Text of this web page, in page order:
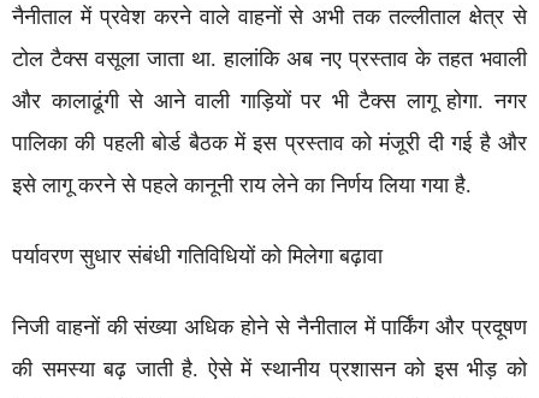
नैनीताल में प्रवेश करने वाले वाहनों से अभी तक तल्लीताल क्षेत्र से
टोल टैक्स वसूला जाता था. हालांकि अब नए प्रस्ताव के तहत भवाली
और कालाढूंगी से आने वाली गाड़ियों पर भी टैक्स लागू होगा. नगर
पालिका की पहली बोर्ड बैठक में इस प्रस्ताव को मंजूरी दी गई है और
इसे लागू करने से पहले कानूनी राय लेने का निर्णय लिया गया है.
पर्यावरण सुधार संबंधी गतिविधियों को मिलेगा बढ़ावा
निजी वाहनों की संख्या अधिक होने से नैनीताल में पार्किंग और प्रदूषण
की समस्या बढ़ जाती है. ऐसे में स्थानीय प्रशासन को इस भीड़ को